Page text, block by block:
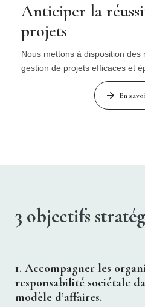
Anticiper la
projets
Nous mettons à disposition des
gestion de projets efficaces et
En
3 objectifs
1. Accompagner les
responsabilité sociétale
modèle d’affaires.